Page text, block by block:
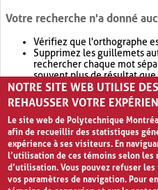
Votre recherche n'a donné
Vérifiez que l'orthographe
Supprimez les guillemets
rechercher chaque mot
souvent plus de résultat que
Envisagez d'élargir votre
retournera souvent plus de
NOTRE SITE WEB UTILISE
REHAUSSER VOTRE
Le site web de Polytechnique
afin de recueillir des statistiques
expérience à ses visiteurs. En
l’utilisation de ces témoins selon
d’utilisation. Vous pouvez refuser
vos paramètres de navigation. Pour